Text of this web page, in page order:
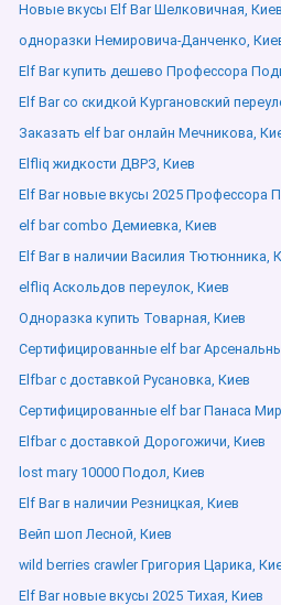
Новые вкусы Elf Bar Шелковичная, Киев
одноразки Немировича-Данченко,
Elf Bar купить дешево Профессора
Elf Bar со скидкой Кургановский
Заказать elf bar онлайн Мечникова,
Elfliq жидкости ДВРЗ, Киев
Elf Bar новые вкусы 2025 Профессора
elf bar combo Демиевка, Киев
Elf Bar в наличии Василия Тютюнника,
elfliq Аскольдов переулок, Киев
Одноразка купить Товарная, Киев
Сертифицированные elf bar
Elfbar с доставкой Русановка, Киев
Сертифицированные elf bar Панаса
Elfbar с доставкой Дорогожичи, Киев
lost mary 10000 Подол, Киев
Elf Bar в наличии Резницкая, Киев
Вейп шоп Лесной, Киев
wild berries crawler Григория Царика,
Elf Bar новые вкусы 2025 Тихая, Киев